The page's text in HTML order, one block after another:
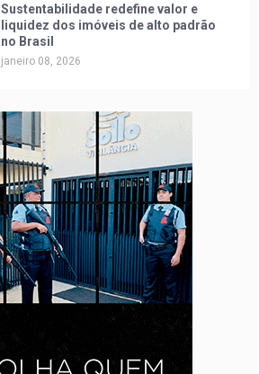
Sustentabilidade redefine valor e
liquidez dos imóveis de alto padrão
no Brasil
janeiro 08, 2026